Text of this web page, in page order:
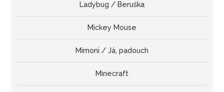
Ladybug / Beruška
Mickey Mouse
Mimoni / Já, padouch
Minecraft